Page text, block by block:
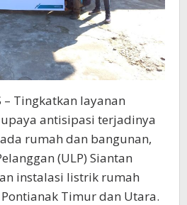
– Tingkatkan layanan
antisipasi terjadinya
rumah dan bangunan,
(ULP) Siantan
instalasi listrik rumah
Timur dan Utara.